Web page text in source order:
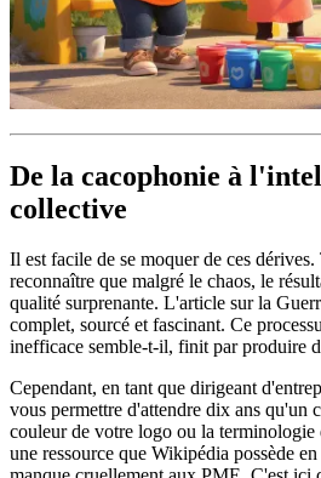
De la cacophonie à
collective
Il est facile de se moquer de ces
reconnaître que malgré le chaos, le
qualité surprenante. L'article sur la
complet, sourcé et fascinant. Ce
inefficace semble-t-il, finit par produire
Cependant, en tant que dirigeant
vous permettre d'attendre dix ans qu'un
couleur de votre logo ou la terminologie
une ressource que Wikipédia possède